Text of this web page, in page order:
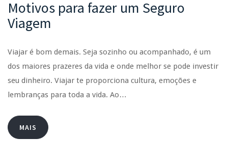
Motivos para fazer um Seguro
Viagem
Viajar é bom demais. Seja sozinho ou acompanhado, é um
dos maiores prazeres da vida e onde melhor se pode investir
seu dinheiro. Viajar te proporciona cultura, emoções e
lembranças para toda a vida. Ao…
MAIS